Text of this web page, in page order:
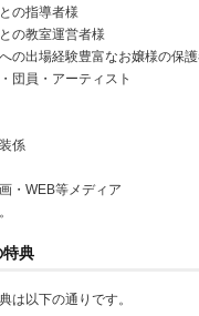
の指導者様
の教室運営者様
の出場経験豊富なお嬢様の保
団員・アーティスト
係
・WEB等メディア
特典
は以下の通りです。